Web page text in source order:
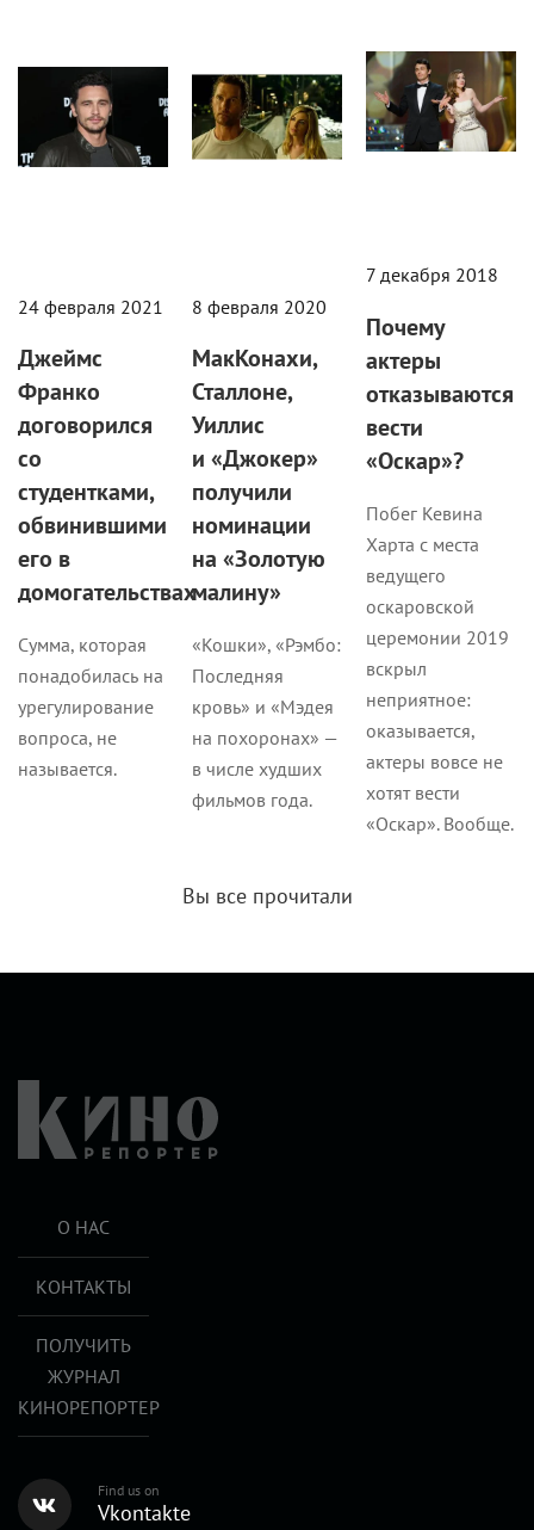
24 февраля 2021
Джеймс
Франко
договорился
со
студентками,
обвинившими
его в
домогательствах
Сумма, которая
понадобилась на
урегулирование
вопроса, не
называется.
8 февраля 2020
МакКонахи,
Сталлоне,
Уиллис
и «Джокер»
получили
номинации
на «Золотую
малину»
«Кошки», «Рэмбо:
Последняя
кровь» и «Мэдея
на похоронах» —
в числе худших
фильмов года.
7 декабря 2018
Почему
актеры
отказываются
вести
«Оскар»?
Побег Кевина
Харта с места
ведущего
оскаровской
церемонии 2019
вскрыл
неприятное:
оказывается,
актеры вовсе не
хотят вести
«Оскар». Вообще.
Вы все прочитали
О НАС
КОНТАКТЫ
ПОЛУЧИТЬ
ЖУРНАЛ
КИНОРЕПОРТЕР
Find us on
Vkontakte